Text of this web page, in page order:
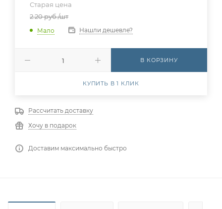
Старая цена
2.20руб./шт
Мало Нашли дешевле?
В КОРЗИНУ
КУПИТЬ В 1 КЛИК
Рассчитать доставку
Хочу в подарок
Доставим максимально быстро